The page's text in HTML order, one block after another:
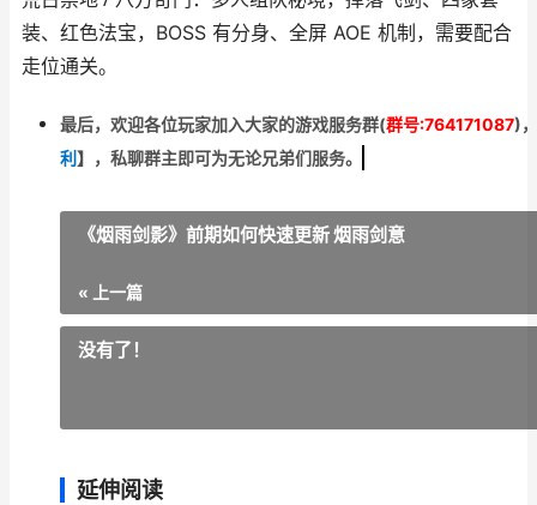
装、红色法宝，BOSS 有分身、全屏 AOE 机制，需要配合
走位通关。
最后，欢迎各位玩家加入大家的游戏服务群(群号:764171087)
利 】 ，私聊群主即可为无论兄弟们服务。
《烟雨剑影》前期如何快速更新 烟雨剑意
« 上一篇
没有了！
延伸阅读